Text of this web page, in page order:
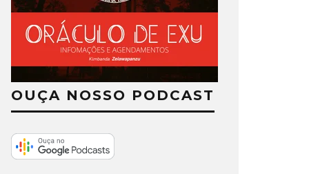
OUÇA NOSSO PODCAST